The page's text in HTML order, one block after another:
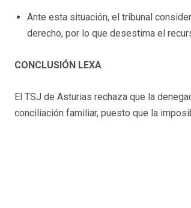
Ante esta situación, el tribunal
derecho, por lo que desestima el
CONCLUSIÓN LEXA
El TSJ de Asturias rechaza que la
conciliación familiar, puesto que la